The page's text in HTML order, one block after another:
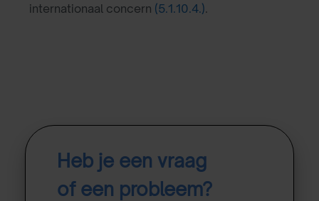
internationaal concern (5.1.10.4.).
Heb je een vraag
of een probleem?